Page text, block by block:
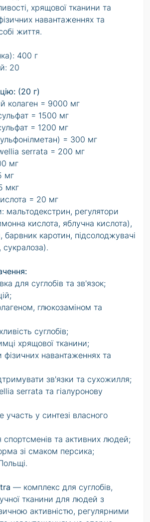
хрящової тканини та
навантаженнях та
життя.
400 г
20
(20 г)
колаген = 9000 мг
= 1500 мг
= 1200 мг
= 300 мг
serrata = 200 мг
мг
мг
мкг
= 20 мг
мальтодекстрин, регулятори
кислота, яблучна кислота),
барвник каротин, підсолоджувачі
для суглобів та зв'язок;
глюкозаміном та
суглобів;
хрящової тканини;
фізичних навантаженнях та
зв'язки та сухожилля;
serrata та гіалуронову
участь у синтезі власного
спортсменів та активних людей;
зі смаком персика;
— комплекс для суглобів,
тканини для людей з
активністю, регулярними